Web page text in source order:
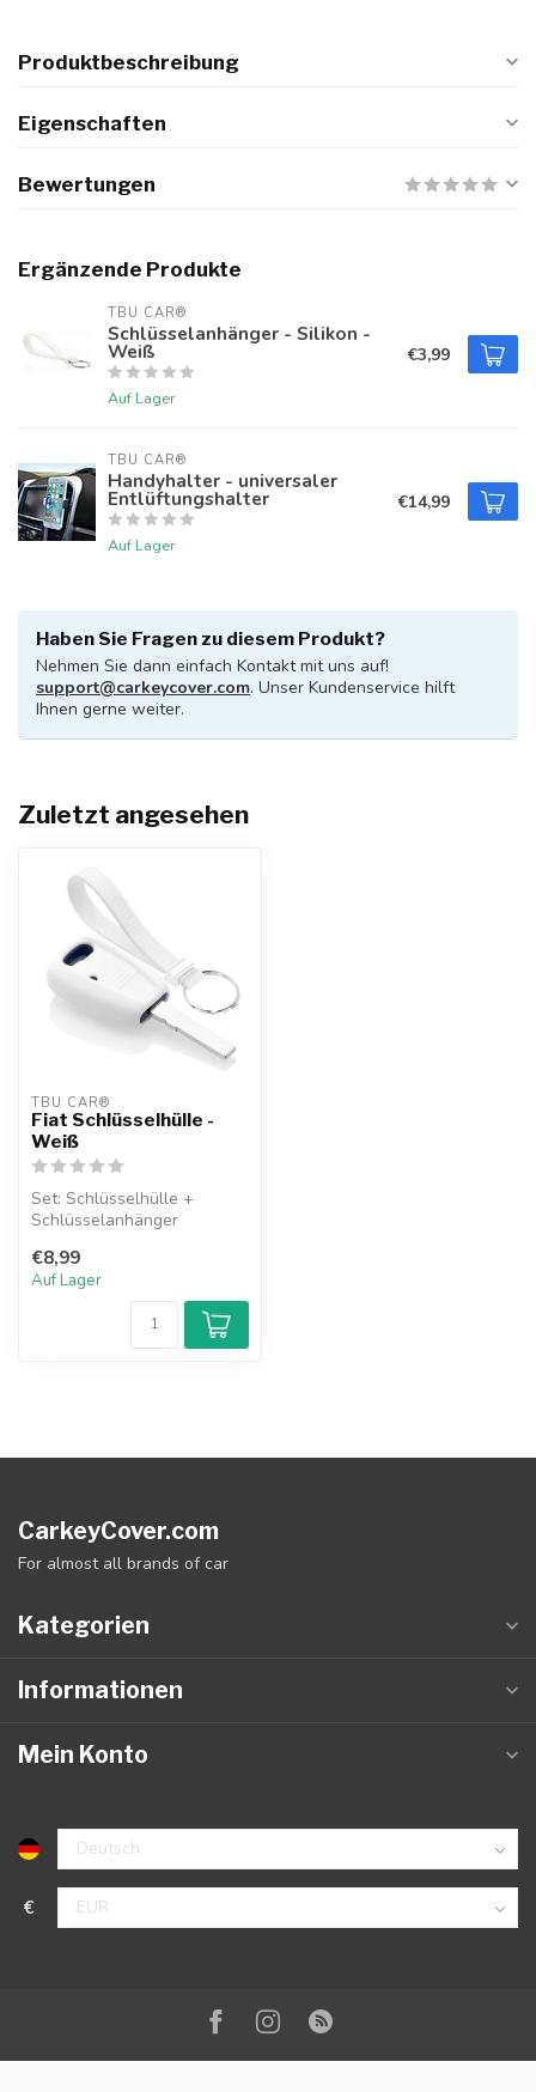
Produktbeschreibung
Eigenschaften
Bewertungen
Ergänzende Produkte
TBU CAR®
Schlüsselanhänger - Silikon -
Weiß
Auf Lager
€3,99
TBU CAR®
Handyhalter - universaler
Entlüftungshalter
Auf Lager
€14,99
Haben Sie Fragen zu diesem Produkt?
Nehmen Sie dann einfach Kontakt mit uns auf!
support@carkeycover.com. Unser Kundenservice hilft
Ihnen gerne weiter.
Zuletzt angesehen
TBU CAR®
Fiat Schlüsselhülle -
Weiß
Set: Schlüsselhülle +
Schlüsselanhänger
€8,99
Auf Lager
CarkeyCover.com
For almost all brands of car
Kategorien
Informationen
Mein Konto
€